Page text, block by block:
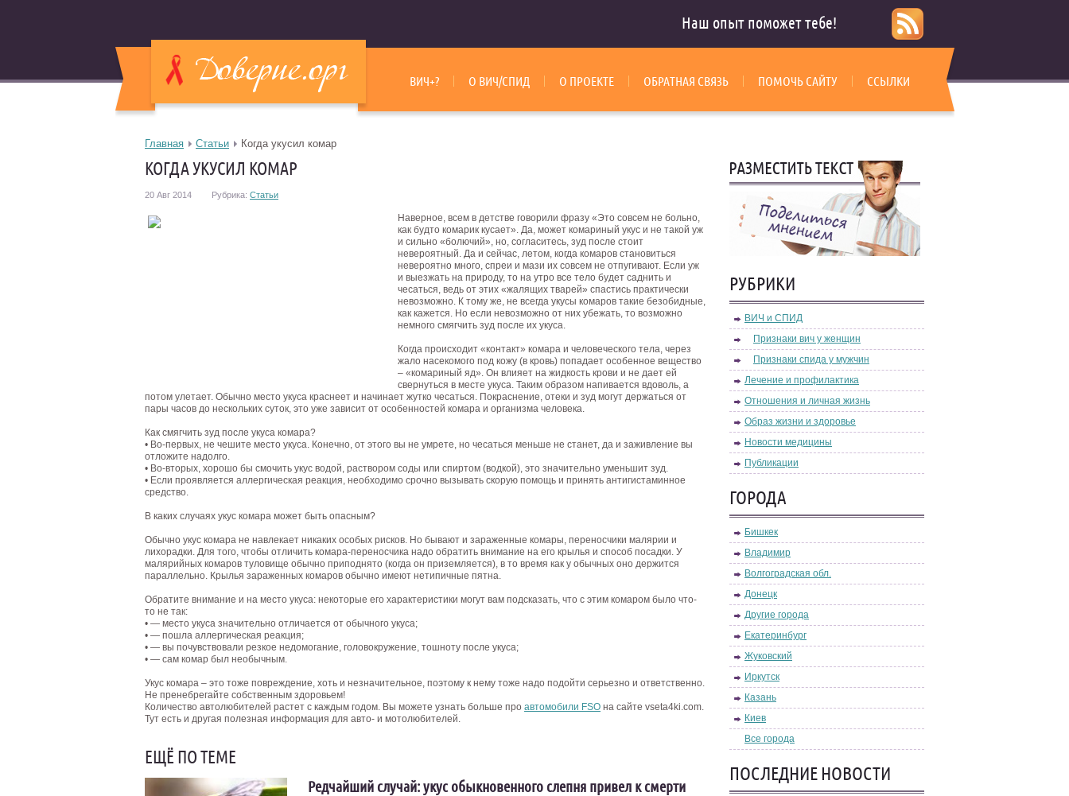
Наш опыт поможет тебе!
ВИЧ+? О ВИЧ/СПИД О ПРОЕКТЕ ОБРАТНАЯ СВЯЗЬ ПОМОЧЬ САЙТУ ССЫЛКИ
Главная Статьи Когда укусил комар
КОГДА УКУСИЛ КОМАР
20 Авг 2014 Рубрика: Статьи
Наверное, всем в детстве говорили фразу «Это совсем не больно,
как будто комарик кусает». Да, может комариный укус и не такой уж
и сильно «болючий», но, согласитесь, зуд после стоит
невероятный. Да и сейчас, летом, когда комаров становиться
невероятно много, спреи и мази их совсем не отпугивают. Если уж
и выезжать на природу, то на утро все тело будет саднить и
чесаться, ведь от этих «жалящих тварей» спастись практически
невозможно. К тому же, не всегда укусы комаров такие безобидные,
как кажется. Но если невозможно от них убежать, то возможно
немного смягчить зуд после их укуса.
Когда происходит «контакт» комара и человеческого тела, через
жало насекомого под кожу (в кровь) попадает особенное вещество
– «комариный яд». Он влияет на жидкость крови и не дает ей
свернуться в месте укуса. Таким образом напивается вдоволь, а
потом улетает. Обычно место укуса краснеет и начинает жутко чесаться. Покраснение, отеки и зуд могут держаться от
пары часов до нескольких суток, это уже зависит от особенностей комара и организма человека.
Как смягчить зуд после укуса комара?
• Во-первых, не чешите место укуса. Конечно, от этого вы не умрете, но чесаться меньше не станет, да и заживление вы
отложите надолго.
• Во-вторых, хорошо бы смочить укус водой, раствором соды или спиртом (водкой), это значительно уменьшит зуд.
• Если проявляется аллергическая реакция, необходимо срочно вызывать скорую помощь и принять антигистаминное
средство.
В каких случаях укус комара может быть опасным?
Обычно укус комара не навлекает никаких особых рисков. Но бывают и зараженные комары, переносчики малярии и
лихорадки. Для того, чтобы отличить комара-переносчика надо обратить внимание на его крылья и способ посадки. У
малярийных комаров туловище обычно приподнято (когда он приземляется), в то время как у обычных оно держится
параллельно. Крылья зараженных комаров обычно имеют нетипичные пятна.
Обратите внимание и на место укуса: некоторые его характеристики могут вам подсказать, что с этим комаром было что-
то не так:
• — место укуса значительно отличается от обычного укуса;
• — пошла аллергическая реакция;
• — вы почувствовали резкое недомогание, головокружение, тошноту после укуса;
• — сам комар был необычным.
Укус комара – это тоже повреждение, хоть и незначительное, поэтому к нему тоже надо подойти серьезно и ответственно.
Не пренебрегайте собственным здоровьем!
Количество автолюбителей растет с каждым годом. Вы можете узнать больше про автомобили FSO на сайте vseta4ki.com.
Тут есть и другая полезная информация для авто- и мотолюбителей.
ЕЩЁ ПО ТЕМЕ
Редчайший случай: укус обыкновенного слепня привел к смерти
РУБРИКИ
ВИЧ и СПИД
Признаки вич у женщин
Признаки спида у мужчин
Лечение и профилактика
Отношения и личная жизнь
Образ жизни и здоровье
Новости медицины
Публикации
ГОРОДА
Бишкек
Владимир
Волгоградская обл.
Донецк
Другие города
Екатеринбург
Жуковский
Иркутск
Казань
Киев
Все города
ПОСЛЕДНИЕ НОВОСТИ